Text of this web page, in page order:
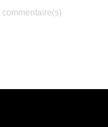
commentaire(s)